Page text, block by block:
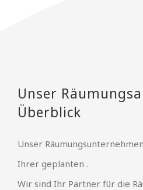
Unser
Überblick
Unser
Ihrer geplanten .
Wir sind Ihr Partner für die